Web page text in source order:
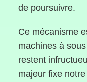
de poursuivre.
Ce mécanisme
machines à
restent
majeur fixe